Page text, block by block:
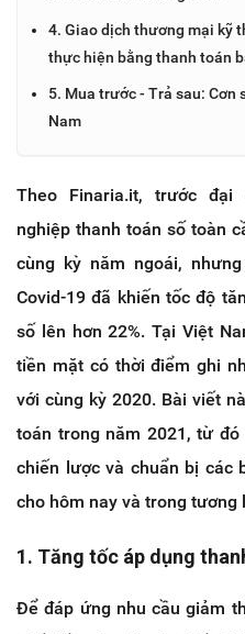
4. Giao dịch thương mại kỹ
thực hiện bằng thanh toán
5. Mua trước - Trả sau: Cơn
Nam
Theo Finaria.it, trước đại
nghiệp thanh toán số toàn
cùng kỳ năm ngoái,
Covid-19 đã khiến tốc độ
số lên hơn 22%. Tại Việt
tiền mặt có thời điểm ghi
với cùng kỳ 2020. Bài viết
toán trong năm 2021, từ
chiến lược và chuẩn bị các
cho hôm nay và trong tương
1. Tăng tốc áp dụng
Để đáp ứng nhu cầu giảm